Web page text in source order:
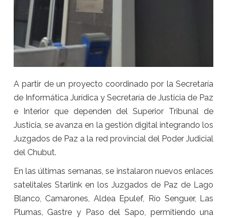
A partir de un proyecto coordinado por la Secretaría
de Informática Jurídica y Secretaría de Justicia de Paz
e Interior que dependen del Superior Tribunal de
Justicia, se avanza en la gestión digital integrando los
Juzgados de Paz a la red provincial del Poder Judicial
del Chubut.
En las últimas semanas, se instalaron nuevos enlaces
satelitales Starlink en los Juzgados de Paz de Lago
Blanco, Camarones, Aldea Epulef, Río Senguer, Las
Plumas, Gastre y Paso del Sapo, permitiendo una